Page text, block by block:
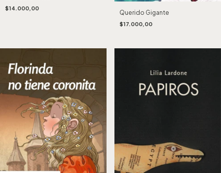
$14.000,00
Querido Gigante
$17.000,00